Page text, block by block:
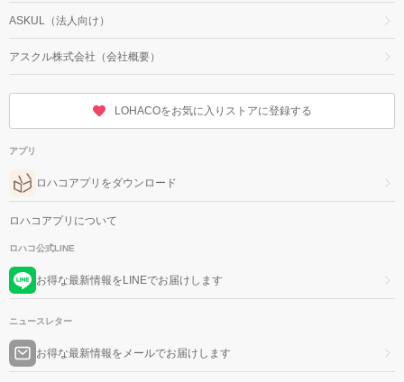
ASKUL（法人向け）
アスクル株式会社（会社概要）
LOHACOをお気に入りストアに登録する
アプリ
ロハコアプリをダウンロード
ロハコアプリについて
ロハコ公式LINE
お得な最新情報をLINEでお届けします
ニュースレター
お得な最新情報をメールでお届けします